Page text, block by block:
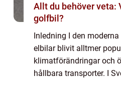
Allt du behöver veta:
golfbil?
Inledning I den
elbilar blivit alltmer
klimatförändringar och
hållbara transporter. I